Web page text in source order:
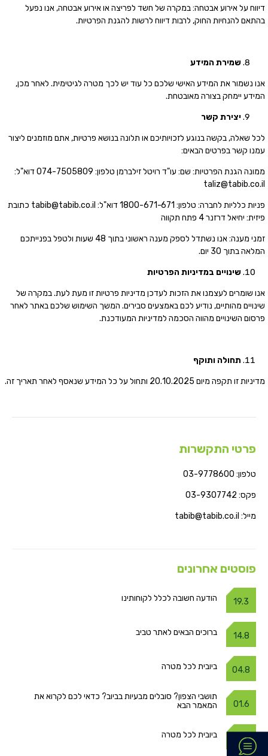
דיווח על אירוע אבטחה: במקרה של חשד לפריצה או אירוע אבטחה, אנו נפעל
בהתאם להנחיות החוק, לרבות דיווח לרשות להגנת הפרטיות.
שמירתהמידע
אנו נשמור את המידע האישי שלכם כל עוד יש לכך מטרה לגיטימית. לאחר מכן,
המידע יימחק בצורה מאובטחת.
יצירת קשר
לכל שאלה, בקשה בנוגע לזכויותיכם או תלונה בנושא פרטיות, אתם מוזמנים ליצור
עמנו קשר בפרטים הבאים:
ממונה הגנת הפרטיות: שם: עו"ד רויטל זילברמן טלפון: 074-7505809 דוא"ל:
taliz@tabib.co.il
פניות כלליות לחברה: טלפון: 1800-671-671 דוא"ל: tabib@tabib.co.il כתובת
פיזית: יחיאל דרזנר 4 פתח תקווה
זמני מענה: אנו נשתדל לספק מענה ראשוני בתוך 48 שעות ולטפל בפנייתכם
המלאה בתוך 30 יום.
שינויים במדיניותהפרטיות
אנו שומרים לעצמנו את הזכות לעדכן מדיניות פרטיות זו מעת לעת. במקרה של
שינויים מהותיים, נודיע לכם באמצעים סבירים. המשך השימוש שלכם באתר לאחר
פרסום השינויים מהווה הסכמה למדיניות המעודכנת.
תחולה ותוקף
מדיניות זו תקפה מיום 20.10.2025 ותחול על כל המידע שנאסף לאחר תאריך זה.
פרטי התקשרות
טלפון: 03-9778600
פקס: 03-9307742
מייל: tabib@tabib.co.il
פוסטים אחרונים
19.3 הודעה חשובה לכלל לקוחותינו
14.8 ברוכים הבאים לאתר טביב
04.8 ביובית לכל מטרה
01.6
תושבי הצפון? סובלים מבעיות בביוב? כדאי לכם לקרוא את
המאמר הבא
03.5 ביובית לכל מטרה